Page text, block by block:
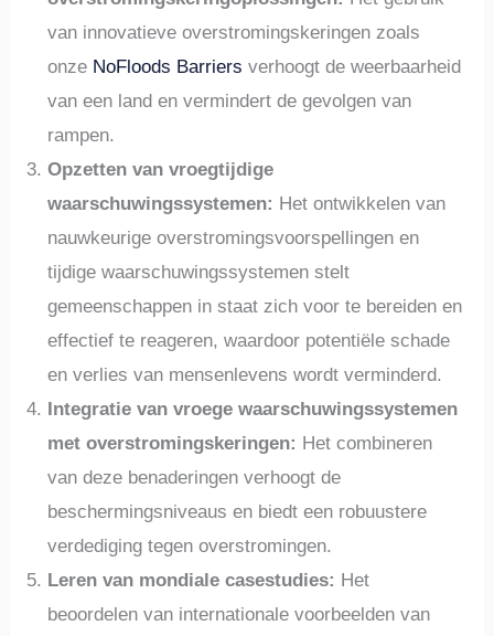
van innovatieve overstromingskeringen zoals
onze NoFloods Barriers verhoogt de weerbaarheid
van een land en vermindert de gevolgen van
rampen.
Opzetten van vroegtijdige
waarschuwingssystemen: Het ontwikkelen van
nauwkeurige overstromingsvoorspellingen en
tijdige waarschuwingssystemen stelt
gemeenschappen in staat zich voor te bereiden en
effectief te reageren, waardoor potentiële schade
en verlies van mensenlevens wordt verminderd.
Integratie van vroege waarschuwingssystemen
met overstromingskeringen: Het combineren
van deze benaderingen verhoogt de
beschermingsniveaus en biedt een robuustere
verdediging tegen overstromingen.
Leren van mondiale casestudies: Het
beoordelen van internationale voorbeelden van